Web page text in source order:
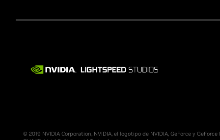
© 2019 NVIDIA Corporation, NVIDIA, el logotipo de NVIDIA, GeForce y